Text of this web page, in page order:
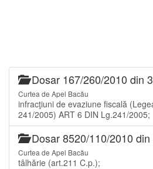
Dosar 167/260/2010 din
Curtea de Apel Bacău
infracţiuni de evaziune fiscală
241/2005) ART 6 DIN Lg.241/2005;
Dosar 8520/110/2010 din
Curtea de Apel Bacău
tâlhărie (art.211 C.p.);